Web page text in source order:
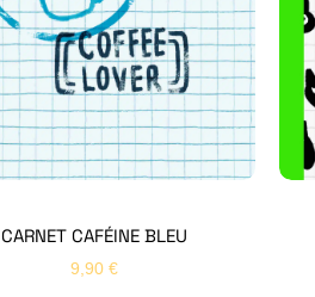
CARNET CAFÉINE BLEU
9,90 €